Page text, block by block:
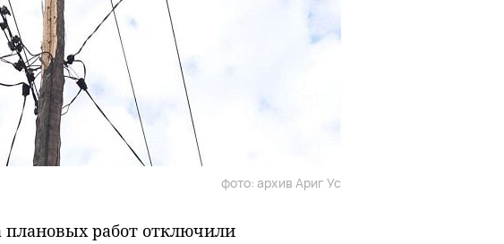
фото: архив Ариг Ус
плановых работ отключили